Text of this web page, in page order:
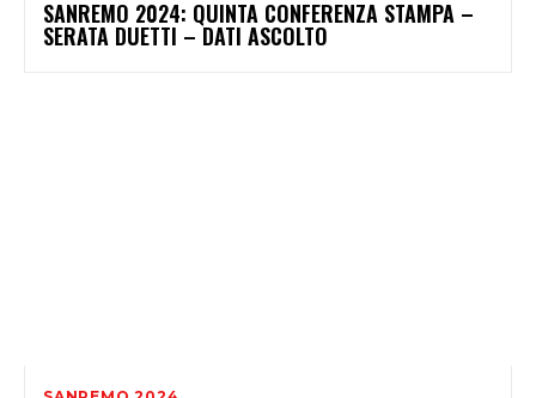
SANREMO 2024: QUINTA CONFERENZA STAMPA –
SERATA DUETTI – DATI ASCOLTO